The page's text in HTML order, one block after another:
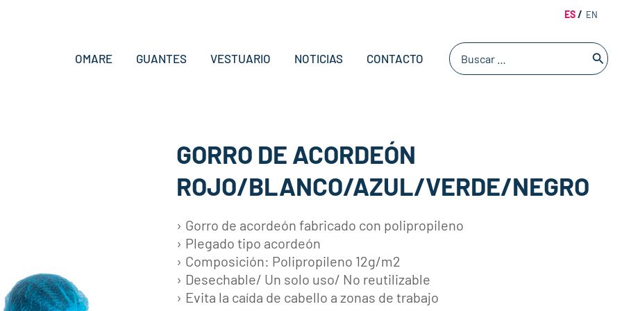
ES EN
OMARE GUANTES VESTUARIO NOTICIAS CONTACTO
Buscar
por:
GORRO DE ACORDEÓN
ROJO/BLANCO/AZUL/VERDE/NEGRO
Gorro de acordeón fabricado con polipropileno
Plegado tipo acordeón
Composición: Polipropileno 12g/m2
Desechable/ Un solo uso/ No reutilizable
Evita la caída de cabello a zonas de trabajo